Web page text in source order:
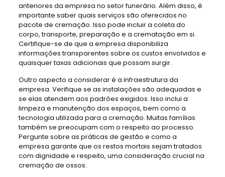
anteriores da empresa no setor funerário. Além disso, é
importante saber quais serviços são oferecidos no
pacote de cremação. Isso pode incluir a coleta do
corpo, transporte, preparação e a crematação em si.
Certifique-se de que a empresa disponibiliza
informações transparentes sobre os custos envolvidos e
quaisquer taxas adicionais que possam surgir.
Outro aspecto a considerar é a infraestrutura da
empresa. Verifique se as instalações são adequadas e
se elas atendem aos padrões exigidos. Isso inclui a
limpeza e manutenção dos espaços, bem como a
tecnologia utilizada para a cremação. Muitas famílias
também se preocupam com o respeito ao processo.
Pergunte sobre as práticas de gestão e como a
empresa garante que os restos mortais sejam tratados
com dignidade e respeito, uma consideração crucial na
cremação de ossos.